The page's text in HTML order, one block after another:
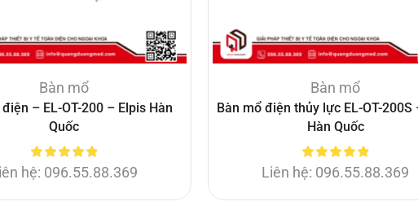
Bàn mổ
– EL-OT-200 – Elpis Hàn
Quốc
hệ: 096.55.88.369
Bàn mổ
Bàn mổ điện thủy lực EL-OT-200S
Hàn Quốc
Liên hệ: 096.55.88.369